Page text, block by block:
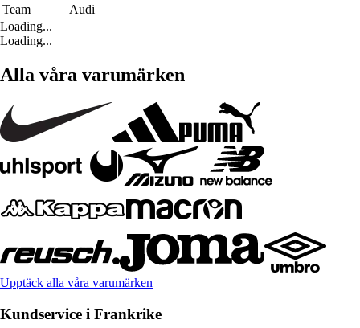
Team
Audi
Loading...
Loading...
Alla våra varumärken
Upptäck alla våra varumärken
Kundservice i Frankrike